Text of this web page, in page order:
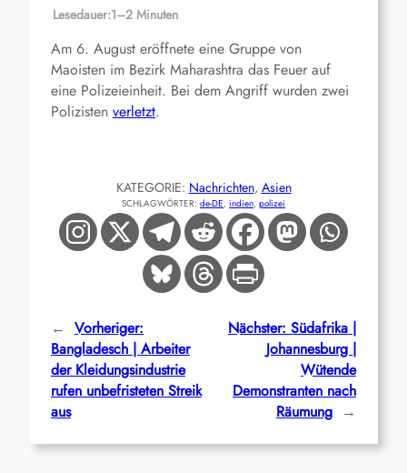
Lesedauer:1–2 Minuten
Am 6. August eröffnete eine Gruppe von
Maoisten im Bezirk Maharashtra das Feuer auf
eine Polizeieinheit. Bei dem Angriff wurden zwei
Polizisten verletzt.
KATEGORIE: Nachrichten, Asien
SCHLAGWÖRTER: de-DE, indien, polizei
← Vorheriger:
Bangladesch | Arbeiter
der Kleidungsindustrie
rufen unbefristeten Streik
aus
Nächster: Südafrika |
Johannesburg |
Wütende
Demonstranten nach
Räumung →